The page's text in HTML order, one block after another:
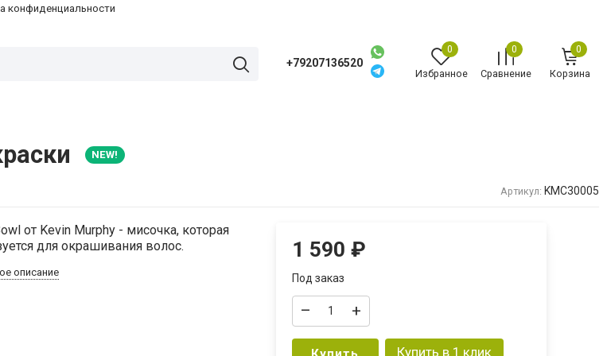
конфиденциальности
+79207136520
0
Избранное
0
Сравнение
0
Корзина
NEW!
Артикул: KMC30005
от Kevin Murphy - мисочка, которая
для окрашивания волос.
описание
1 590 ₽
Под заказ
– +
Купить в 1 клик